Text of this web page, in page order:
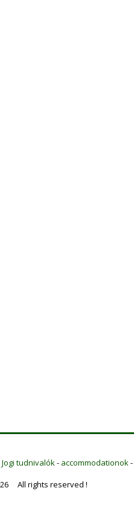
Jogi tudnivalók- accommodationok-
All rights reserved !